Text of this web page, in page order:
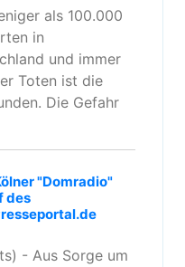
als 100.000
in
und immer
Toten ist die
Die Gefahr
"Domradio"
des
- Aus Sorge um